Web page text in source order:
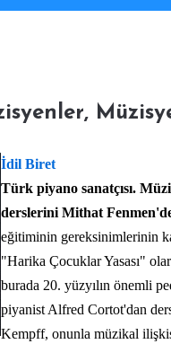
İdil Biret
Türk piyano sanatçısı.
derslerini Mithat
eğitiminin gereksinimlerinin
"Harika Çocuklar Yasası"
burada 20. yüzyılın önemli
piyanist Alfred Cortot'dan
Kempff, onunla müzikal